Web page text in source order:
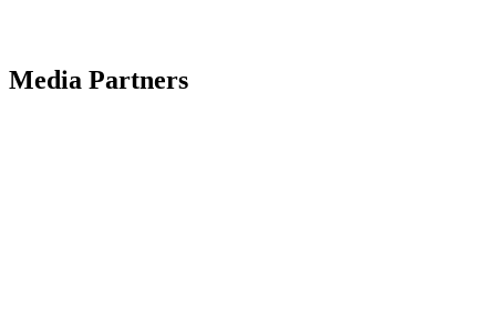
Media Partners